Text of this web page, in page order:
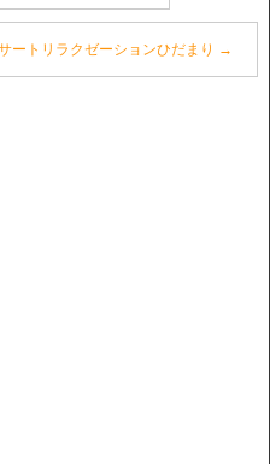
ートリラクゼーションひだまり →